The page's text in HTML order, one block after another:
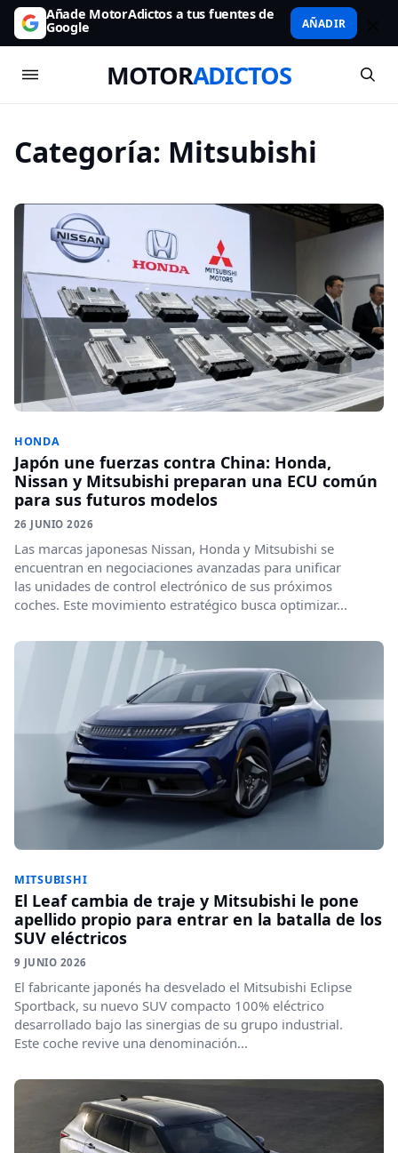
Añade MotorAdictos a tus fuentes de
Google AÑADIR
MOTORADICTOS
Categoría: Mitsubishi
HONDA
Japón une fuerzas contra China: Honda,
Nissan y Mitsubishi preparan una ECU común
para sus futuros modelos
26 JUNIO 2026
Las marcas japonesas Nissan, Honda y Mitsubishi se
encuentran en negociaciones avanzadas para unificar
las unidades de control electrónico de sus próximos
coches. Este movimiento estratégico busca optimizar...
MITSUBISHI
El Leaf cambia de traje y Mitsubishi le pone
apellido propio para entrar en la batalla de los
SUV eléctricos
9 JUNIO 2026
El fabricante japonés ha desvelado el Mitsubishi Eclipse
Sportback, su nuevo SUV compacto 100% eléctrico
desarrollado bajo las sinergias de su grupo industrial.
Este coche revive una denominación...